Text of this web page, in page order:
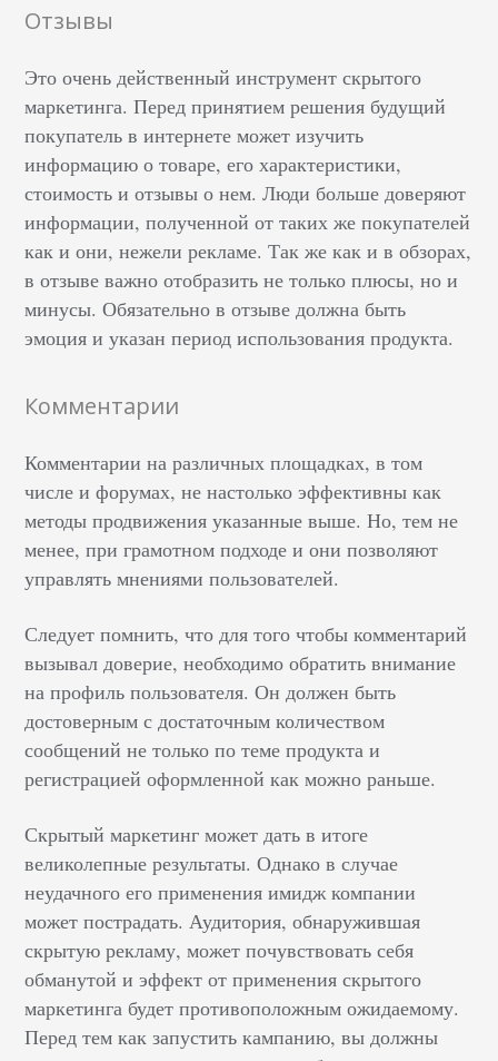
Отзывы
Это очень действенный инструмент скрытого
маркетинга. Перед принятием решения будущий
покупатель в интернете может изучить
информацию о товаре, его характеристики,
стоимость и отзывы о нем. Люди больше доверяют
информации, полученной от таких же покупателей
как и они, нежели рекламе. Так же как и в обзорах,
в отзыве важно отобразить не только плюсы, но и
минусы. Обязательно в отзыве должна быть
эмоция и указан период использования продукта.
Комментарии
Комментарии на различных площадках, в том
числе и форумах, не настолько эффективны как
методы продвижения указанные выше. Но, тем не
менее, при грамотном подходе и они позволяют
управлять мнениями пользователей.
Следует помнить, что для того чтобы комментарий
вызывал доверие, необходимо обратить внимание
на профиль пользователя. Он должен быть
достоверным с достаточным количеством
сообщений не только по теме продукта и
регистрацией оформленной как можно раньше.
Скрытый маркетинг может дать в итоге
великолепные результаты. Однако в случае
неудачного его применения имидж компании
может пострадать. Аудитория, обнаружившая
скрытую рекламу, может почувствовать себя
обманутой и эффект от применения скрытого
маркетинга будет противоположным ожидаемому.
Перед тем как запустить кампанию, вы должны